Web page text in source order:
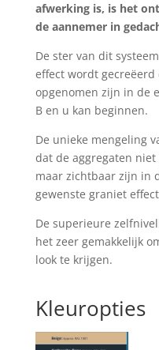
afwerking is, is het
de aannemer in
De ster van dit
effect wordt
opgenomen zijn in de
B en u kan beginnen.
De unieke mengeling
dat de aggregaten
maar zichtbaar zijn in
gewenste graniet
De superieure
het zeer gemakkelijk
look te krijgen.
Kleuropties